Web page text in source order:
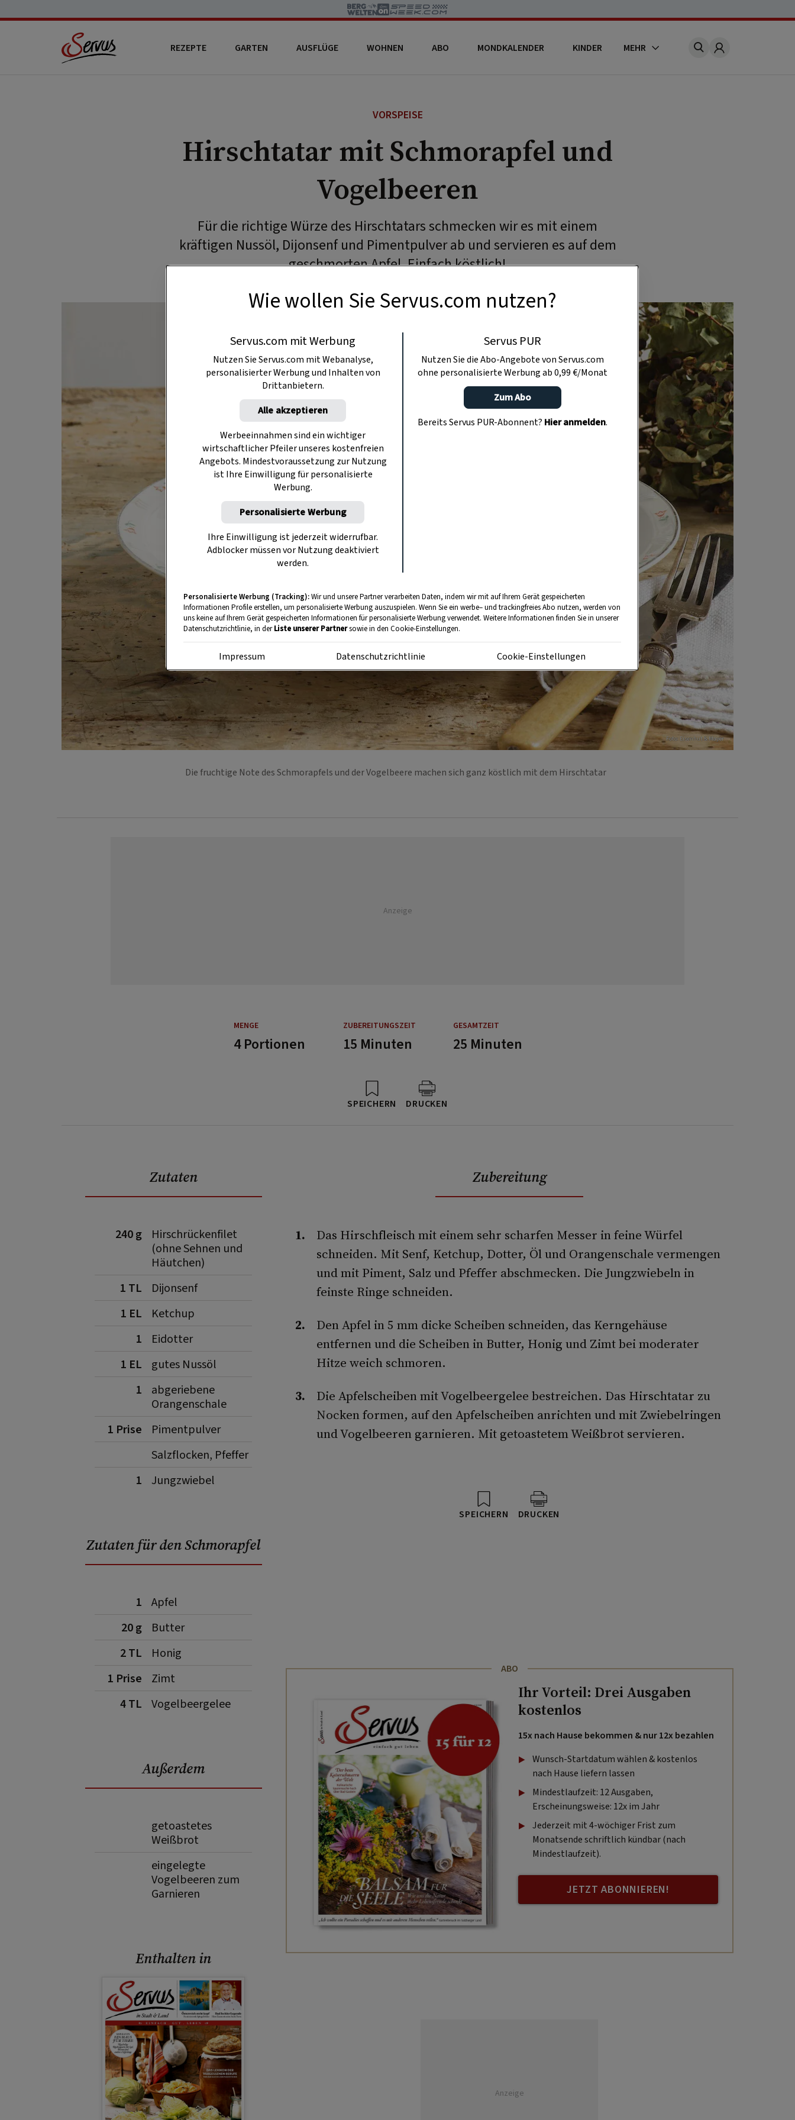
REZEPTE GARTEN AUSFLÜGE WOHNEN ABO MONDKALENDER KINDER MEHR Account
VORSPEISE
Hirschtatar mit Schmorapfel und
Vogelbeeren
Für die richtige Würze des Hirschtatars schmecken wir es mit einem
kräftigen Nussöl, Dijonsenf und Pimentpulver ab und servieren es auf dem
geschmorten Apfel. Einfach köstlich!
Foto: Eisenhut & Mayer
Die fruchtige Note des Schmorapfels und der Vogelbeere machen sich ganz köstlich mit dem Hirschtatar
Anzeige
MENGE ZUBEREITUNGSZEIT GESAMTZEIT
4 Portionen 15 Minuten 25 Minuten
SPEICHERN DRUCKEN
Zutaten
240 g
Hirschrückenfilet
(ohne Sehnen und
Häutchen)
1 TL
Dijonsenf
1 EL
Ketchup
1
Eidotter
1 EL
gutes Nussöl
1
abgeriebene
Orangenschale
1 Prise
Pimentpulver
Salzflocken, Pfeffer
1
Jungzwiebel
Zutaten für den Schmorapfel
1
Apfel
20 g
Butter
2 TL
Honig
1 Prise
Zimt
4 TL
Vogelbeergelee
Außerdem
getoastetes
Weißbrot
eingelegte
Vogelbeeren zum
Garnieren
Enthalten in
Zubereitung
Das Hirschfleisch mit einem sehr scharfen Messer in feine Würfel
schneiden. Mit Senf, Ketchup, Dotter, Öl und Orangenschale vermengen
und mit Piment, Salz und Pfeffer abschmecken. Die Jungzwiebeln in
feinste Ringe schneiden.
Den Apfel in 5 mm dicke Scheiben schneiden, das Kerngehäuse
entfernen und die Scheiben in Butter, Honig und Zimt bei moderater
Hitze weich schmoren.
Die Apfelscheiben mit Vogelbeergelee bestreichen. Das Hirschtatar zu
Nocken formen, auf den Apfelscheiben anrichten und mit Zwiebelringen
und Vogelbeeren garnieren. Mit getoastetem Weißbrot servieren.
SPEICHERN DRUCKEN
ABO
Ihr Vorteil: Drei Ausgaben
kostenlos
15x nach Hause bekommen & nur 12x bezahlen
Wunsch-Startdatum wählen & kostenlos
nach Hause liefern lassen
Mindestlaufzeit: 12 Ausgaben,
Erscheinungsweise: 12x im Jahr
Jederzeit mit 4-wöchiger Frist zum
Monatsende schriftlich kündbar (nach
Mindestlaufzeit).
JETZT ABONNIEREN!
Anzeige
Wie wollen Sie Servus.com nutzen?
Servus.com mit Werbung
Nutzen Sie Servus.com mit Webanalyse,
personalisierter Werbung und Inhalten von
Drittanbietern.
Alle akzeptieren
Werbeeinnahmen sind ein wichtiger
wirtschaftlicher Pfeiler unseres kostenfreien
Angebots. Mindestvoraussetzung zur Nutzung
ist Ihre Einwilligung für personalisierte
Werbung.
Personalisierte Werbung
Ihre Einwilligung ist jederzeit widerrufbar.
Adblocker müssen vor Nutzung deaktiviert
werden.
Servus PUR
Nutzen Sie die Abo-Angebote von Servus.com
ohne personalisierte Werbung ab 0,99 €/Monat
Zum Abo
Bereits Servus PUR-Abonnent? Hier anmelden.
Personalisierte Werbung (Tracking):Wir und unsere Partner verarbeiten Daten, indem wir mit auf Ihrem Gerät gespeicherten
Informationen Profile erstellen, um personalisierte Werbung auszuspielen. Wenn Sie ein werbe– und trackingfreies Abo nutzen, werden von
uns keine auf Ihrem Gerät gespeicherten Informationen für personalisierte Werbung verwendet. Weitere Informationen finden Sie in unserer
Datenschutzrichtlinie, in derListe unserer Partnersowie in den Cookie-Einstellungen.
Impressum Datenschutzrichtlinie Cookie-Einstellungen